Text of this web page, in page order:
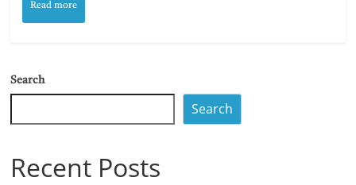
Read more
Search
Search
Recent Posts